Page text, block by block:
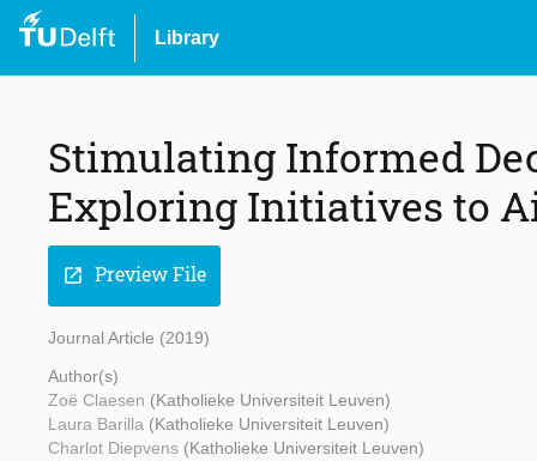
Library
Stimulating Informed
Exploring Initiatives to
open_in_new Preview File
Journal Article (2019)
Author(s)
Zoë Claesen (Katholieke Universiteit Leuven)
Laura Barilla (Katholieke Universiteit Leuven)
Charlot Diepvens (Katholieke Universiteit Leuven)